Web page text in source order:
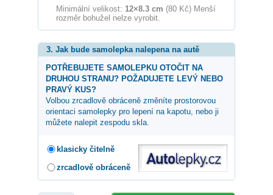
Minimální velikost: 12×8.3 cm (80 Kč) Menší
rozměr bohužel nelze vyrobit.
3. Jak bude samolepka nalepena na autě
POTŘEBUJETE SAMOLEPKU OTOČIT NA
DRUHOU STRANU? POŽADUJETE LEVÝ NEBO
PRAVÝ KUS?
Volbou zrcadlově obráceně změníte prostorovou
orientaci samolepky pro lepení na kapotu, nebo ji
můžete nalepit zespodu skla.
klasicky čitelně
zrcadlově obráceně